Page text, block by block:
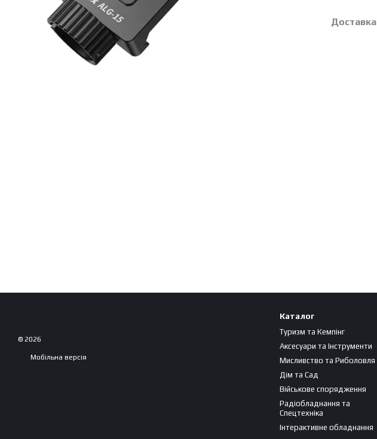
Доставка
© 2026
Мобільна версія
Каталог
Туризм та Кемпінг
Аксесуари та Інструменти
Мисливство та Риболовля
Дім та Сад
Військове спорядження
Радіобладнання та
Спецтехніка
Інтерактивне обладнання